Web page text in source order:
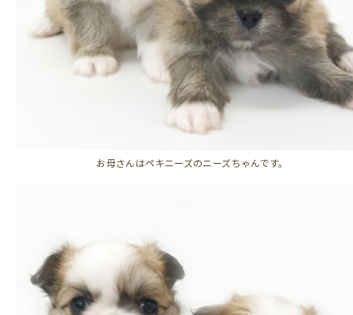
お母さんはペキニーズのニーズちゃんです。